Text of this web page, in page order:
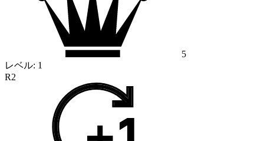
5
レベル: 1
R2